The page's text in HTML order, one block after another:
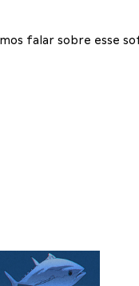
falar sobre esse